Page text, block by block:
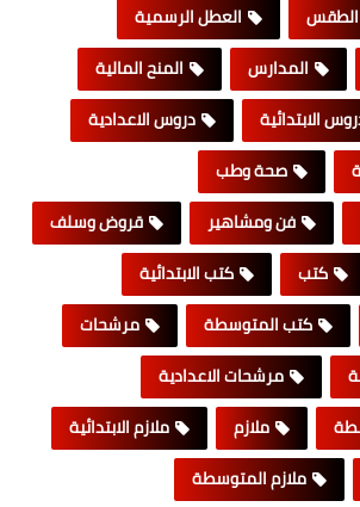
الطقس
العطل الرسمية
المدارس
المنح المالية
الابتدائية
دروس الاعدادية
صحة وطب
فن ومشاهير
قروض وسلف
كتب
كتب الابتدائية
كتب المتوسطة
مرشحات
مرشحات الاعدادية
ملازم
ملازم الابتدائية
ملازم المتوسطة